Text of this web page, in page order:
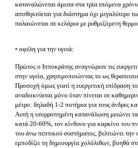
καταναλώνεται άμεσα στα τρία επόμενα
αποθηκεύεται για διάστημα όχι μεγαλύτερο
παλαιώνεται σε κελάρια με ρυθμιζόμενη
• οφέλη για την υγειά:
Πρώτος ο Ιπποκράτης αναγνώρισε τις
στην υγεία, χρησιμοποιώντας το ως
Προσοχή όμως γιατί η ευεργετική επίδραση
αναδεικνύεται μόνο όταν πίνεται σε
μέτρο: δηλαδή 1-2 ποτήρια για τους άνδρες
Αυτή η ισορροπημένη κατανάλωση μειώνει τα
κατά 20-60%, τον κίνδυνο για καρκίνο του
του άνω πεπτικού συστήματος, βελτιώνει την
εμποδίζει τη δημιουργία χολόλιθων, βοηθά